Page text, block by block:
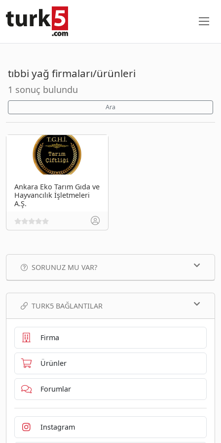
tıbbi yağ firmaları/ürünleri
1 sonuç bulundu
Ara
Ankara Eko Tarım Gıda ve
Hayvancılık İşletmeleri
A.Ş.
SORUNUZ MU VAR?
TURK5 BAĞLANTILAR
Firma
Ürünler
Forumlar
Instagram